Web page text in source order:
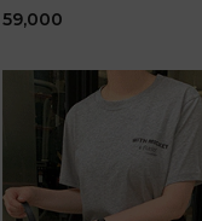
59,000